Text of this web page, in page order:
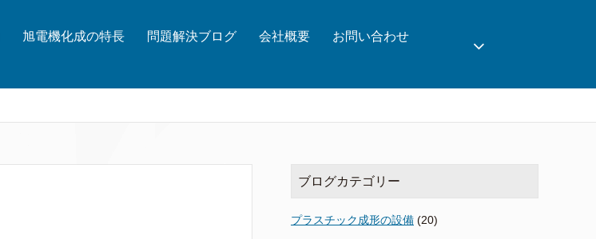
旭電機化成の特長 問題解決ブログ 会社概要 お問い合わせ
ブログカテゴリー
プラスチック成形の設備 (20)